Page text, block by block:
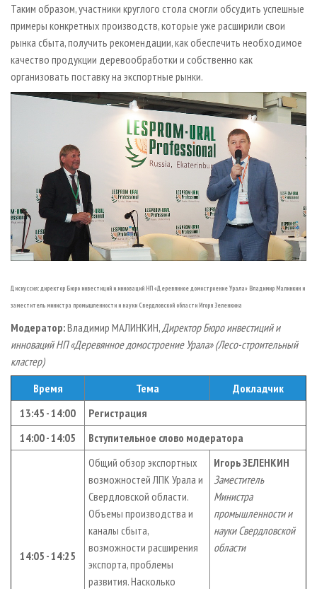
Таким образом, участники круглого стола смогли обсудить успешные
примеры конкретных производств, которые уже расширили свои
рынка сбыта, получить рекомендации, как обеспечить необходимое
качество продукции деревообработки и собственно как
организовать поставку на экспортные рынки.
Дискуссия: директор Бюро инвестиций и инноваций НП «Деревянное домостроение Урала» Владимир Малинкин и
заместитель министра промышленности и науки Свердловской области Игоря Зеленкина
Модератор:Владимир МАЛИНКИН,Директор Бюро инвестиций и
инноваций НП «Деревянное домостроение Урала» (Лесо-строительный
кластер)
Время
Тема
Докладчик
13:45 - 14:00
Регистрация
14:00 - 14:05
Вступительное слово модератора
14:05 - 14:25
Общий обзор экспортных
возможностей ЛПК Урала и
Свердловской области.
Объемы производства и
каналы сбыта,
возможности расширения
экспорта, проблемы
развития. Насколько
Игорь ЗЕЛЕНКИН
Заместитель
Министра
промышленности и
науки Свердловской
области